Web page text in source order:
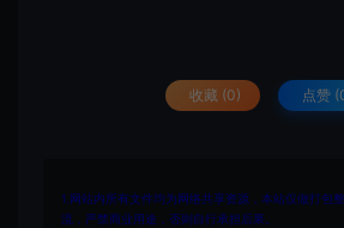
收藏 (0) 点赞 (
1.网站内所有文件均为网络共享资源，本站仅做打包
流，严禁商业用途，否则自行承担后果。